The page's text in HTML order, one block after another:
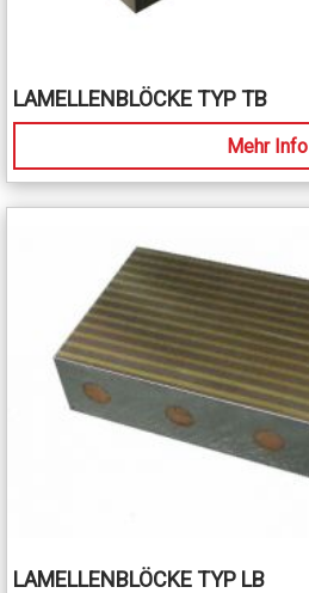
LAMELLENBLÖCKE TYP TB
Mehr Info
LAMELLENBLÖCKE TYP LB